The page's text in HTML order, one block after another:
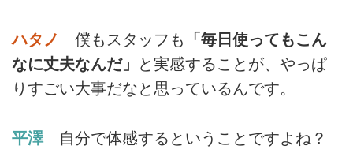
ハタノ 僕もスタッフも
「毎日使ってもこん
なに丈夫なんだ」
と実感することが、やっぱ
りすごい大事だなと思っているんです。
平澤自分で体感するということですよね？